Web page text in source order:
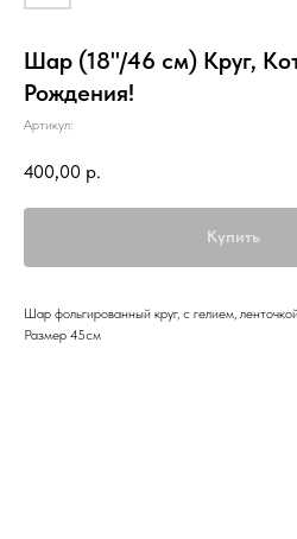
Шар (18''/46 см) Круг,
Рождения!
Артикул:
400,00 р.
Купить
Шар фольгированный круг, с гелием,
Размер 45см